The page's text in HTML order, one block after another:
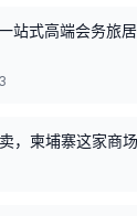
站式高端会务旅
，柬埔寨这家商场